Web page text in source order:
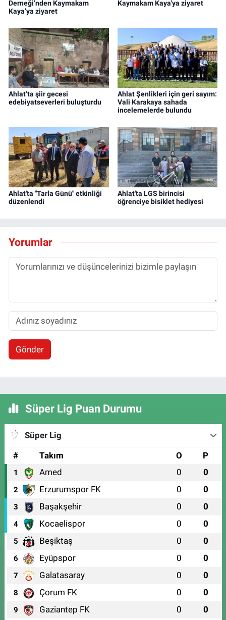
Derneği’nden Kaymakam
Kaya’ya ziyaret
Kaymakam Kaya'ya ziyaret
Ahlat’ta şiir gecesi
edebiyatseverleri buluşturdu
Ahlat Şenlikleri için geri sayım:
Vali Karakaya sahada
incelemelerde bulundu
Ahlat'ta "Tarla Günü" etkinliği
düzenlendi
Ahlat'ta LGS birincisi
öğrenciye bisiklet hediyesi
Yorumlar
Gönder
Süper Lig Puan Durumu
Süper Lig
#
Takım O P
1 Amed 0 0
2 Erzurumspor FK 0 0
3 Başakşehir 0 0
4 Kocaelispor 0 0
5 Beşiktaş 0 0
6 Eyüpspor 0 0
7 Galatasaray 0 0
8 Çorum FK 0 0
9 Gaziantep FK 0 0